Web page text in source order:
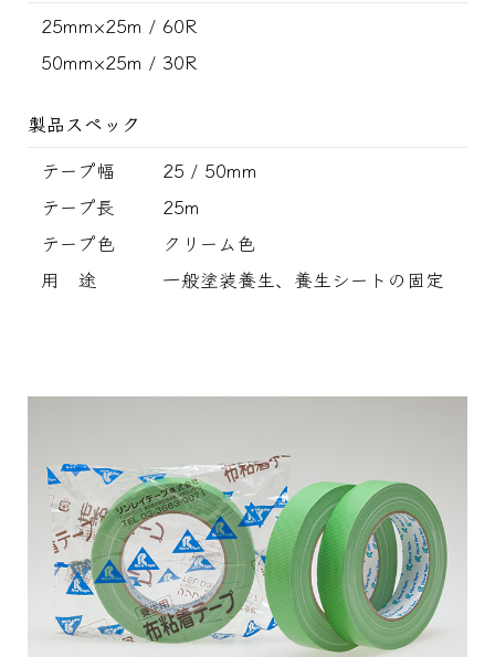
25mm×25m / 60R
50mm×25m / 30R
製品スペック
テープ幅
25 / 50mm
テープ長
25m
テープ色
クリーム色
用 途
一般塗装養生、養生シートの固定